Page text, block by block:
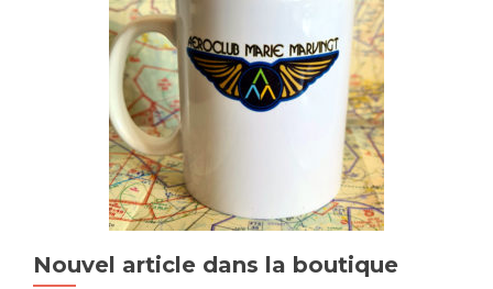
Nouvel article dans la boutique